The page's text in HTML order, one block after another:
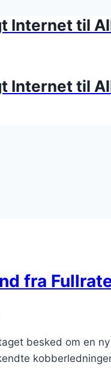
Internet til
Internet til
fra
besked om en